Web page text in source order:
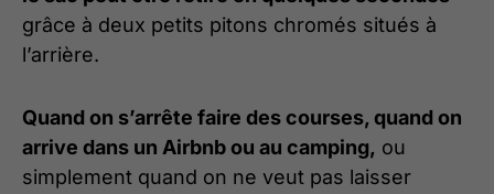
grâce à deux petits pitons chromés situés à
l’arrière.
Quand on s’arrête faire des courses, quand on
arrive dans un Airbnb ou au camping, ou
simplement quand on ne veut pas laisser